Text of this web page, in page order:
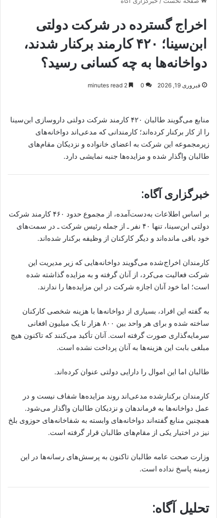
اخراج گسترده در شرکت دولتی
ابن‌سینا؛ ۴۲۰ کارمند برکنار شدند،
دواخانه‌ها به چه کسانی رسید؟
فبروری 19, 2026 0
منابع می‌گویند طالبان ۴۲۰ کارمند شرکت دولتی داروسازی ابن‌سینا
را از کار برکنار کرده‌اند؛ کارمندانی که مدعی‌اند دواخانه‌های
زیرمجموعه این شرکت به اعضای خانواده و نزدیکان مقام‌های
طالبان واگذار شده و مزایده‌ها جنبه نمایشی دارد.
خبرگزاری آگاه:
بر اساس اطلاعات به‌دست‌آمده، از مجموع حدود ۴۶۰ کارمند شرکت
دولتی ابن‌سینا، تنها ۴۰ نفر ـ از جمله رئیس شرکت ـ در سمت‌های
خود باقی مانده‌اند و دیگر کارکنان از وظیفه برکنار شده‌اند.
کارمندان اخراج‌شده می‌گویند دواخانه‌هایی که زیر مدیریت این
شرکت فعالیت می‌کرد، از آنان گرفته و به مزایده گذاشته شده
است؛ اما خود آنان اجازه شرکت در این مزایده‌ها را ندارند.
به گفته این افراد، بسیاری از دواخانه‌ها با هزینه شخصی کارکنان
ساخته شده و برای هر واحد بین ۸۰۰ هزار تا یک میلیون افغانی
سرمایه‌گذاری صورت گرفته است. آنان تأکید می‌کنند که تاکنون هیچ
مبلغی بابت این هزینه‌ها به آنان پرداخت نشده است.
طالبان اما این اموال را دارایی دولتی عنوان کرده‌اند.
کارمندان برکنارشده مدعی‌اند روند مزایده‌ها شفاف نیست و در
عمل دواخانه‌ها به فرماندهان و نزدیکان طالبان واگذار می‌شود.
همچنین منابع گفته‌اند دواخانه‌های وابسته به شفاخانه‌های حوزوی بلخ
نیز در اختیار یکی از مقام‌های طالبان قرار گرفته است.
وزارت صحت عامه طالبان تاکنون به پرسش‌های رسانه‌ها در این
زمینه پاسخ نداده است.
تحلیل آگاه: